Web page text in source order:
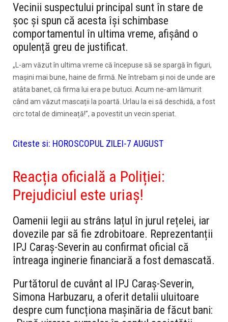
Vecinii suspectului principal sunt în stare de
șoc și spun că acesta își schimbase
comportamentul în ultima vreme, afișând o
opulență greu de justificat.
„L-am văzut în ultima vreme că începuse să se spargă în figuri,
mașini mai bune, haine de firmă. Ne întrebam și noi de unde are
atâta banet, că firma lui era pe butuci. Acum ne-am lămurit
când am văzut mascații la poartă. Urlau la ei să deschidă, a fost
circ total de dimineață!”, a povestit un vecin speriat.
Citeste si: HOROSCOPUL ZILEI-7 AUGUST
Reacția oficială a Poliției:
Prejudiciul este uriaș!
Oamenii legii au strâns lațul în jurul rețelei, iar
dovezile par să fie zdrobitoare. Reprezentanții
IPJ Caraș-Severin au confirmat oficial că
întreaga inginerie financiară a fost demascată.
Purtătorul de cuvânt al IPJ Caraș-Severin,
Simona Harbuzaru, a oferit detalii uluitoare
despre cum funcționa mașinăria de făcut bani: